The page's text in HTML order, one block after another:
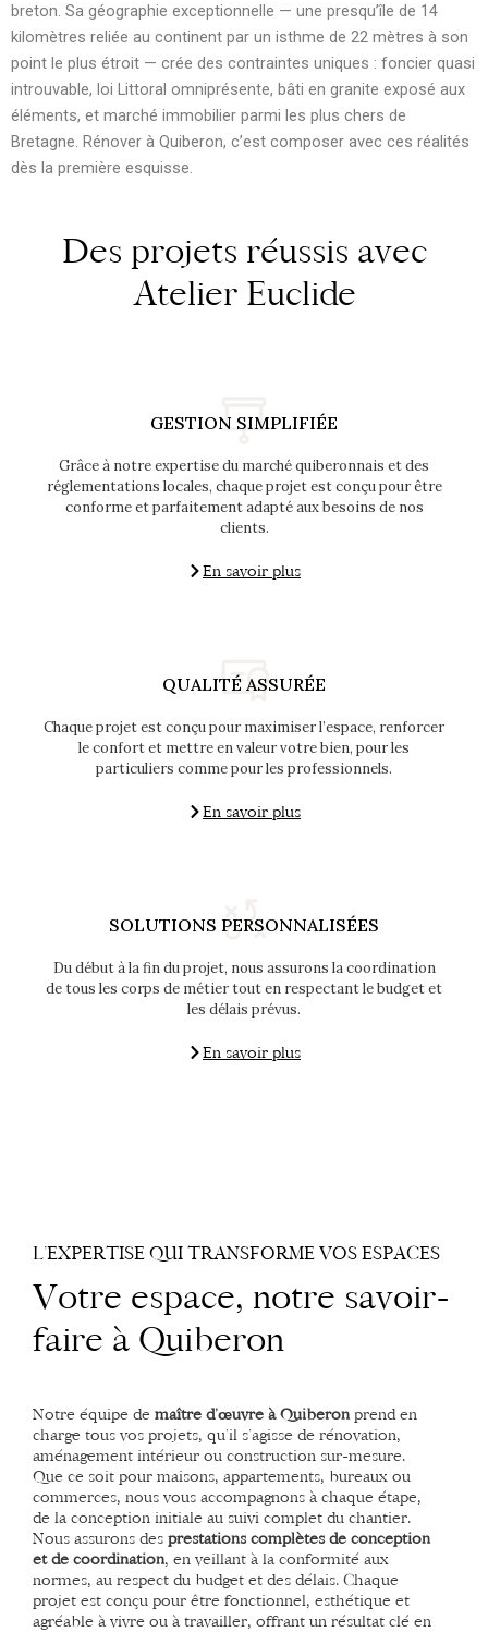
breton. Sa géographie exceptionnelle — une presqu’île de 14
kilomètres reliée au continent par un isthme de 22 mètres à son
point le plus étroit — crée des contraintes uniques : foncier quasi
introuvable, loi Littoral omniprésente, bâti en granite exposé aux
éléments, et marché immobilier parmi les plus chers de
Bretagne. Rénover à Quiberon, c’est composer avec ces réalités
dès la première esquisse.
Des projets réussis avec
Atelier Euclide
GESTION SIMPLIFIÉE
Grâce à notre expertise du marché quiberonnais et des
réglementations locales, chaque projet est conçu pour être
conforme et parfaitement adapté aux besoins de nos
clients.
En savoir plus
QUALITÉ ASSURÉE
Chaque projet est conçu pour maximiser l’espace, renforcer
le confort et mettre en valeur votre bien, pour les
particuliers comme pour les professionnels.
En savoir plus
SOLUTIONS PERSONNALISÉES
Du début à la fin du projet, nous assurons la coordination
de tous les corps de métier tout en respectant le budget et
les délais prévus.
En savoir plus
L’EXPERTISE QUI TRANSFORME VOS ESPACES
Votre espace, notre savoir-
faire à Quiberon
Notre équipe de maître d’œuvre à Quiberon prend en
charge tous vos projets, qu’il s’agisse de rénovation,
aménagement intérieur ou construction sur-mesure.
Que ce soit pour maisons, appartements, bureaux ou
commerces, nous vous accompagnons à chaque étape,
de la conception initiale au suivi complet du chantier.
Nous assurons des prestations complètes de conception
et de coordination, en veillant à la conformité aux
normes, au respect du budget et des délais. Chaque
projet est conçu pour être fonctionnel, esthétique et
agréable à vivre ou à travailler, offrant un résultat clé en